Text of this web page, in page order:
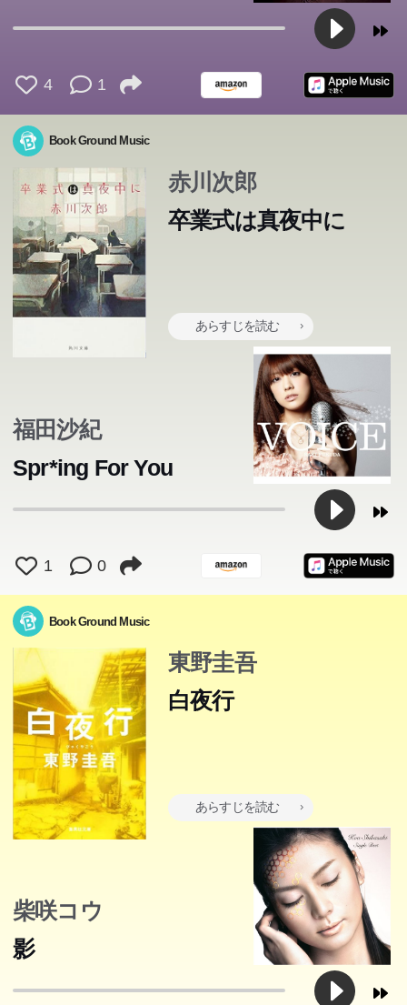
4 1
Book Ground Music
赤川次郎
卒業式は真夜中に
あらすじを読む
福田沙紀
Spr*ing For You
1 0
Book Ground Music
東野圭吾
白夜行
あらすじを読む
柴咲コウ
影